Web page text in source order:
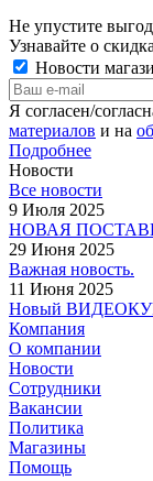
Не упустите
Узнавайте о
Новости
Я согласен/
материалов и на
Подробнее
Новости
Все новости
9 Июля 2025
НОВАЯ
29 Июня 2025
Важная новость.
11 Июня 2025
Новый
Компания
О компании
Новости
Сотрудники
Вакансии
Политика
Магазины
Помощь